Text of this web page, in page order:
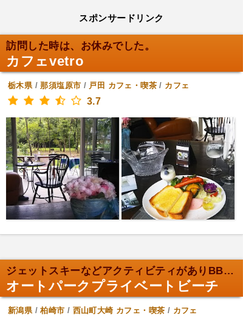
スポンサードリンク
訪問した時は、お休みでした。
カフェvetro
栃木県/那須塩原市 / 戸田 カフェ・喫茶/ カフェ
3.7
ジェットスキーなどアクティビティがありBBQもでき...
オートパークプライベートビーチ
新潟県/柏崎市 / 西山町大崎 カフェ・喫茶 / カフェ